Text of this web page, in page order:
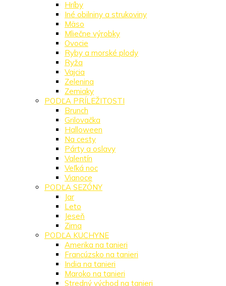
Hríby
Iné obilniny a strukoviny
Mäso
Mliečne výrobky
Ovocie
Ryby a morské plody
Ryža
Vajcia
Zelenina
Zemiaky
PODĽA PRÍLEŽITOSTI
Brunch
Grilovačka
Halloween
Na cesty
Párty a oslavy
Valentín
Veľká noc
Vianoce
PODĽA SEZÓNY
Jar
Leto
Jeseň
Zima
PODĽA KUCHYNE
Amerika na tanieri
Francúzsko na tanieri
India na tanieri
Maroko na tanieri
Stredný východ na tanieri